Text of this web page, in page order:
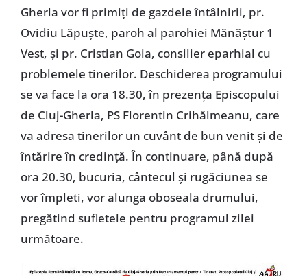
Gherla vor fi primiţi de gazdele întâlnirii, pr.
Ovidiu Lăpuşte, paroh al parohiei Mănăştur 1
Vest, şi pr. Cristian Goia, consilier eparhial cu
problemele tinerilor. Deschiderea programului
se va face la ora 18.30, în prezenţa Episcopului
de Cluj-Gherla, PS Florentin Crihălmeanu, care
va adresa tinerilor un cuvânt de bun venit şi de
întărire în credinţă. În continuare, până după
ora 20.30, bucuria, cântecul şi rugăciunea se
vor împleti, vor alunga oboseala drumului,
pregătind sufletele pentru programul zilei
următoare.